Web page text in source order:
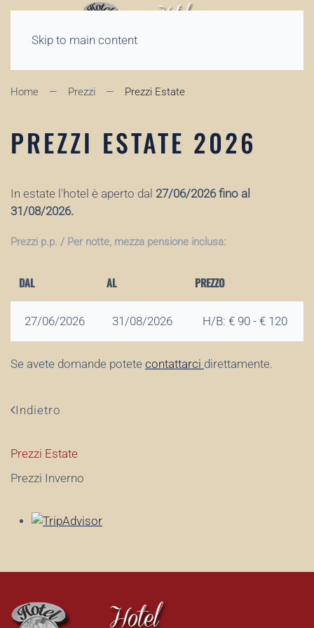
Skip to main content
Home Prezzi Prezzi Estate
PREZZI ESTATE 2026
In estate l'hotel è aperto dal 27/06/2026 fino al
31/08/2026.
Prezzi p.p. / Per notte, mezza pensione inclusa:
DAL AL PREZZO
27/06/2026 31/08/2026 H/B: € 90 - € 120
Se avete domande potete contattarci direttamente.
Indietro
Prezzi Estate
Prezzi Inverno